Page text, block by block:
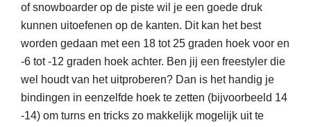
of snowboarder op de piste wil je een goede druk
kunnen uitoefenen op de kanten. Dit kan het best
worden gedaan met een 18 tot 25 graden hoek voor en
-6 tot -12 graden hoek achter. Ben jij een freestyler die
wel houdt van het uitproberen? Dan is het handig je
bindingen in eenzelfde hoek te zetten (bijvoorbeeld 14
-14) om turns en tricks zo makkelijk mogelijk uit te